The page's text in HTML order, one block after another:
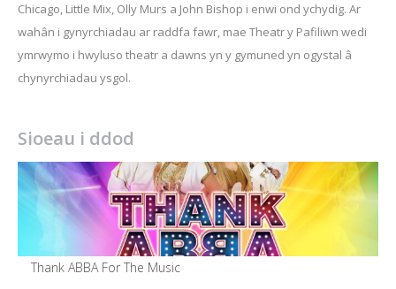
Chicago, Little Mix, Olly Murs a John Bishop i enwi ond ychydig. Ar
wahân i gynyrchiadau ar raddfa fawr, mae Theatr y Pafiliwn wedi
ymrwymo i hwyluso theatr a dawns yn y gymuned yn ogystal â
chynyrchiadau ysgol.
Sioeau i ddod
Thank ABBA For The Music